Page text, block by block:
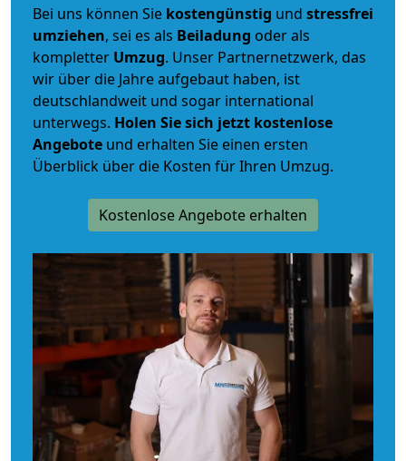
Bei uns können Sie kostengünstig und stressfrei
umziehen, sei es als Beiladung oder als
kompletter Umzug. Unser Partnernetzwerk, das
wir über die Jahre aufgebaut haben, ist
deutschlandweit und sogar international
unterwegs. Holen Sie sich jetzt kostenlose
Angebote und erhalten Sie einen ersten
Überblick über die Kosten für Ihren Umzug.
Kostenlose Angebote erhalten